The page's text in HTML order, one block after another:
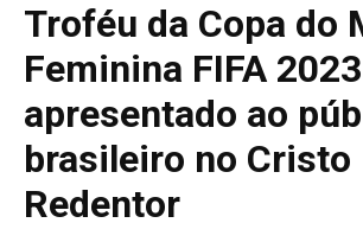
Troféu da Copa do
Feminina FIFA
apresentado ao
brasileiro no Cristo
Redentor